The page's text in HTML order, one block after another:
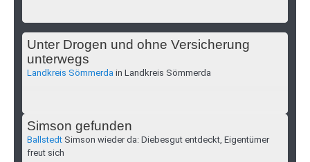
Unter Drogen und ohne Versicherung
unterwegs
Landkreis Sömmerda in Landkreis Sömmerda
Simson gefunden
Ballstedt Simson wieder da: Diebesgut entdeckt, Eigentümer
freut sich